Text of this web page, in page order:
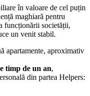
în valoare de cel puțin
maghiară pentru
funcționării societății,
un venit stabil.
apartamente, aproximativ
timp de un an,
din partea Helpers: